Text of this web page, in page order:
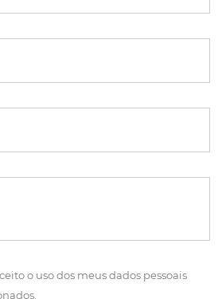
o uso dos meus dados pessoais